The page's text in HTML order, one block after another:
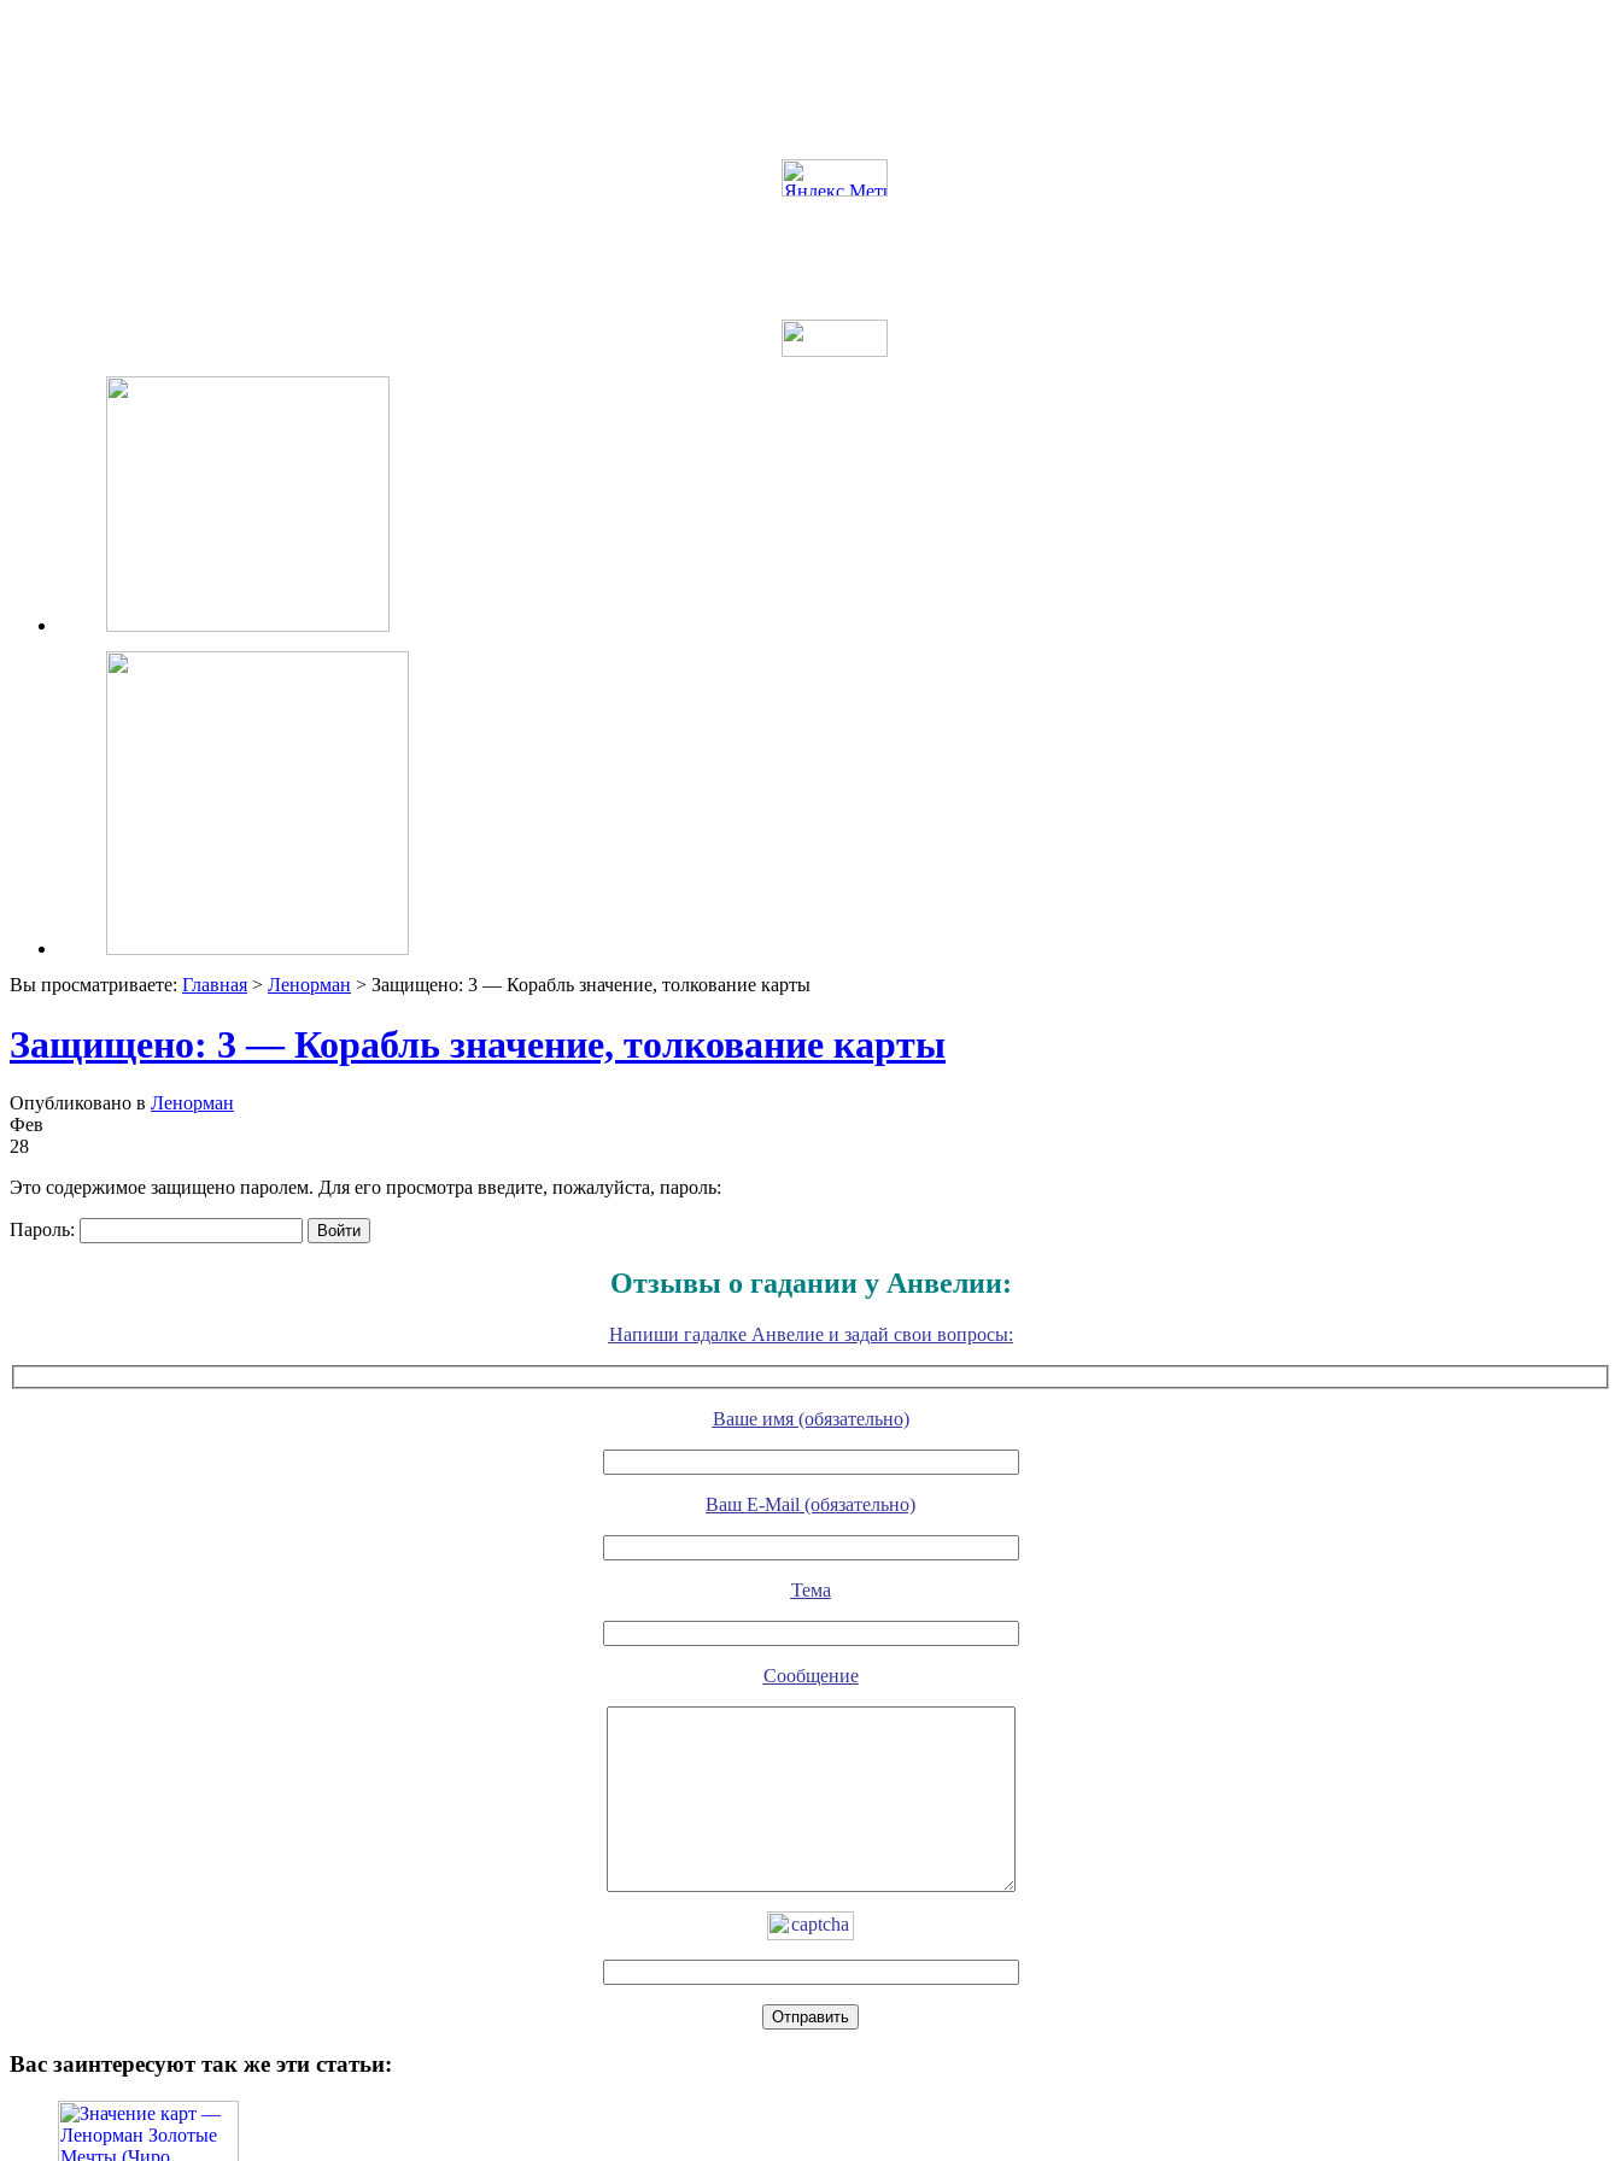
Вы просматриваете: Главная > Ленорман > Защищено: 3 — Корабль значение, толкование карты
Защищено: 3 — Корабль значение, толкование карты
Опубликовано в Ленорман
Фев
28
Это содержимое защищено паролем. Для его просмотра введите, пожалуйста, пароль:
Пароль:
Отзывы о гадании у Анвелии:
Напиши гадалке Анвелие и задай свои вопросы:
Ваше имя (обязательно)
Ваш E-Mail (обязательно)
Тема
Сообщение
Вас заинтересуют так же эти статьи: